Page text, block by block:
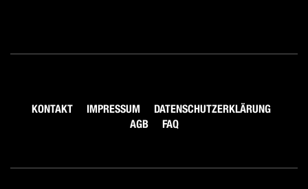
KONTAKT IMPRESSUM
DATENSCHUTZERKLÄRUNG
AGB
FAQ